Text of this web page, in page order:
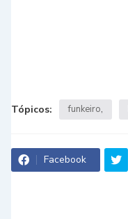
Tópicos: funkeiro
Facebook